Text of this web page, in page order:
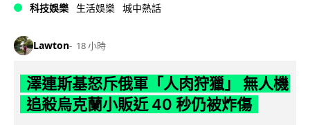
科技娛樂 生活娛樂 城中熱話
Lawton 18 小時
澤連斯基怒斥俄軍「人肉狩獵」 無人機
追殺烏克蘭小販近 40 秒仍被炸傷